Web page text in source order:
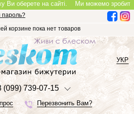
оберете на сайті.Ми можемо зробити
корзине пока нет товаров
(099) 739-07-15
Перезвонить Вам?
УКР